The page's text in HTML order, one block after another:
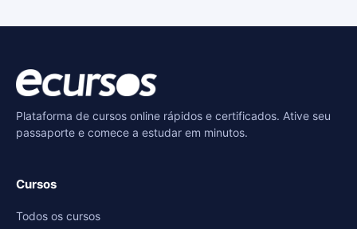
Plataforma de cursos online rápidos e certificados. Ative seu
passaporte e comece a estudar em minutos.
Cursos
Todos os cursos